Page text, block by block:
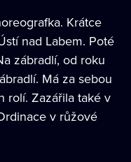
Krátce
nad Labem. Poté
zábradlí, od roku
Má za sebou
rolí. Zazářila také v
v růžové